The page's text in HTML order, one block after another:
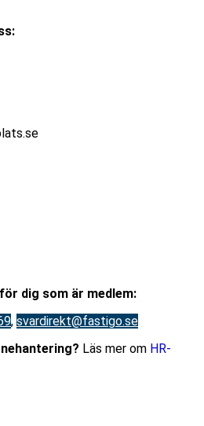
dig som är medlem:
, svardirekt@fastigo.se
Läs mer om HR-